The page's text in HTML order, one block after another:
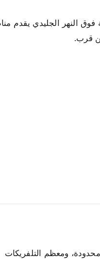
فوق النهر الجليدي يقدم
قرب.
ومعظم التلفريكات